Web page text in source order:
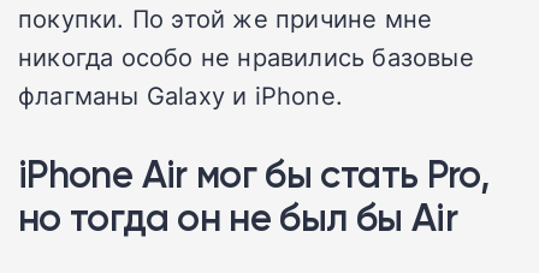
покупки. По этой же причине мне
никогда особо не нравились базовые
флагманы Galaxy и iPhone.
iPhone Air мог бы стать Pro,
но тогда он не был бы Air